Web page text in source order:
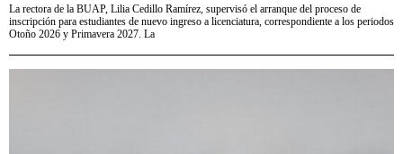
La rectora de la BUAP, Lilia Cedillo Ramírez, supervisó el arranque del proceso de
inscripción para estudiantes de nuevo ingreso a licenciatura, correspondiente a los periodos
Otoño 2026 y Primavera 2027. La